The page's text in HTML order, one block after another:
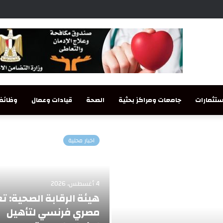
جامعات ومراكز بحثية الصحة قيادات وعمال
اخبار محلية
4 أغسطس، 2026
هيئة الرقابة الصحية:
مصري فرنسي لتأهيل